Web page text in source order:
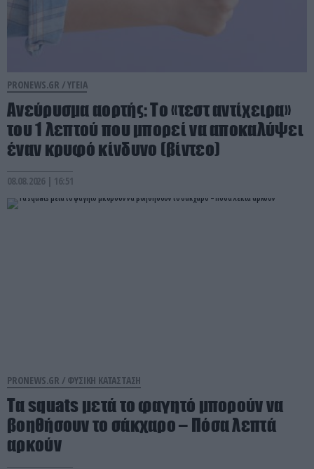
PRONEWS.GR /ΥΓΕΙΑ
Ανεύρυσμα αορτής: Το «τεστ αντίχειρα»
του 1 λεπτού που μπορεί να αποκαλύψει
έναν κρυφό κίνδυνο (βίντεο)
08.08.2026 | 16:51
PRONEWS.GR / ΦΥΣΙΚΗ ΚΑΤΑΣΤΑΣΗ
Τα squats μετά το φαγητό μπορούν να
βοηθήσουν το σάκχαρο – Πόσα λεπτά
αρκούν